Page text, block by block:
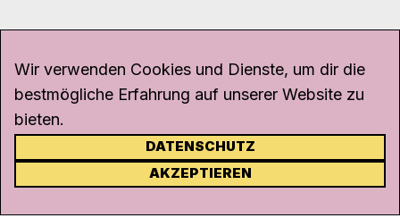
KONTAKT
Wir verwenden Cookies und Dienste, um dir die
bestmögliche Erfahrung auf unserer Website zu
bieten.
DATENSCHUTZ
AKZEPTIEREN